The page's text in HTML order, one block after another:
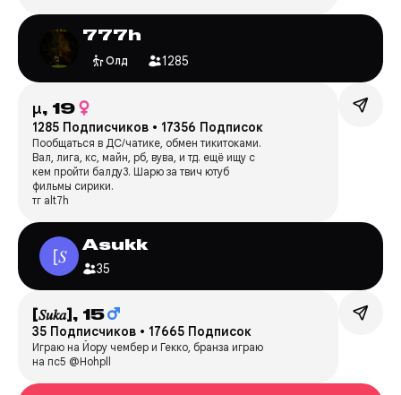
777h
Олд 1285
μ, 19
1285 Подписчиков • 17356 Подписок
Пообщаться в ДС/чатике, обмен тикитоками.
Вал, лига, кс, майн, рб, вува, и тд. ещё ищу с
кем пройти балду3. Шарю за твич ютуб
фильмы сирики.
тг alt7h
Asukk
35
[𝑆𝑢𝑘𝑎], 15
35 Подписчиков • 17665 Подписок
Играю на Йору чембер и Гекко, бранза играю
на пс5 @Hohpll